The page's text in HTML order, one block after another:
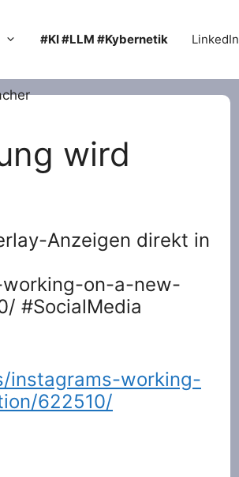
#KI #LLM #Kybernetik LinkedIn
wird
Anzeigen direkt in
on-a-new-
#SocialMedia
instagrams-working-
622510/